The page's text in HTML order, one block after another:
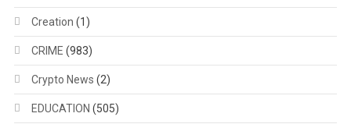
Creation (1)
CRIME (983)
Crypto News (2)
EDUCATION (505)